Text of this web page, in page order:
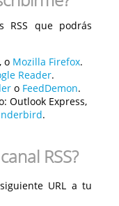
RSS que podrás
o Mozilla Firefox.
Reader.
o FeedDemon.
Outlook Express,
.
RSS?
URL a tu